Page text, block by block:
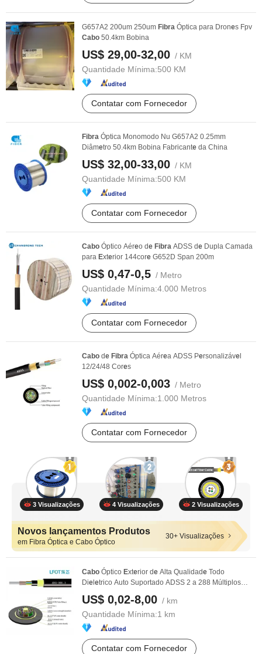
G657A2 200um 250um Fibra Óptica para Drones Fpv
Cabo 50.4km Bobina
US$ 29,00-32,00 / KM
Quantidade Mínima:500 KM
Contatar com Fornecedor
Fibra Óptica Monomodo Nu G657A2 0.25mm
Diâmetro 50.4km Bobina Fabricante da China
US$ 32,00-33,00 / KM
Quantidade Mínima:500 KM
Contatar com Fornecedor
Cabo Óptico Aéreo de Fibra ADSS de Dupla Camada
para Exterior 144core G652D Span 200m
US$ 0,47-0,5 / Metro
Quantidade Mínima:4.000 Metros
Contatar com Fornecedor
Cabo de Fibra Óptica Aérea ADSS Personalizáve
12/24/48 Cores
US$ 0,002-0,003 / Metro
Quantidade Mínima:1.000 Metros
Contatar com Fornecedor
3 Visualizações 4 Visualizações 2 Visualizações
Novos lançamentos Produtos
em Fibra Óptica e Cabo Óptico
30+ Visualizações
Cabo Óptico Exterior de Alta Qualidade Todo
Die etrico Auto Suportado ADSS 2 a 288 Múltiplos
os ...
US$ 0,02-8,00 / km
Quantidade Mínima:1 km
Contatar com Fornecedor